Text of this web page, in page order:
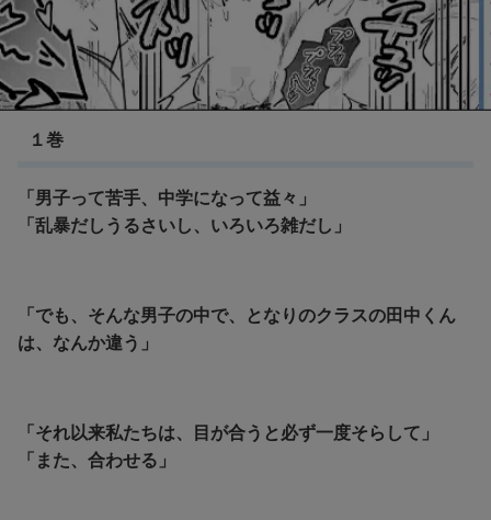
アオハライド
１巻
「男子って苦手、中学になって益々」
「乱暴だしうるさいし、いろいろ雑だし」
「でも、そんな男子の中で、となりのクラスの田中くん
は、なんか違う」
「それ以来私たちは、目が合うと必ず一度そらして」
「また、合わせる」